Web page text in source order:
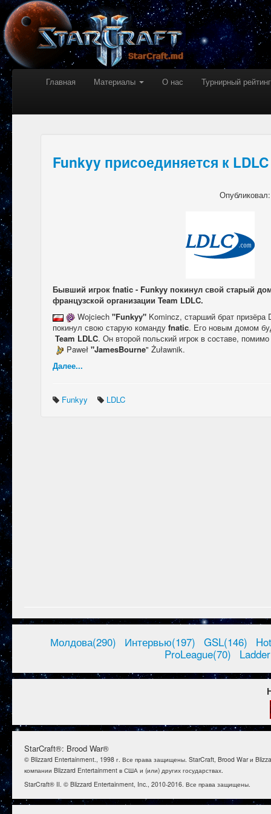
Главная Материалы О нас Турнирный рейтинг
Funkyy присоединяется к LDLC
Бывший игрок fnatic - Funkyy покинул свой старый
французской организации Team LDLC.
Wojciech "Funkyy" Komincz, старший брат призёра
покинул свою старую команду fnatic. Его новым домом
Team LDLC. Он второй польский игрок в составе,
Paweł "JamesBourne" Żuławnik.
Далее...
Funkyy LDLC
Молдова(290) Интервью(197) GSL(146)
ProLeague(70)
StarCraft®: Brood War®
© Blizzard Entertainment., 1998 г. Все права защищены. StarCraft, Brood War и
компании Blizzard Entertainment в США и (или) других государствах.
StarCraft® II. © Blizzard Entertainment, Inc., 2010-2016. Все права защищены.